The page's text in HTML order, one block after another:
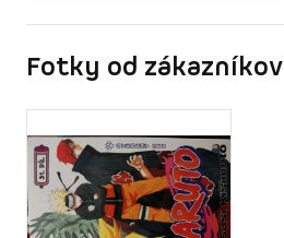
Fotky od zákazníkov